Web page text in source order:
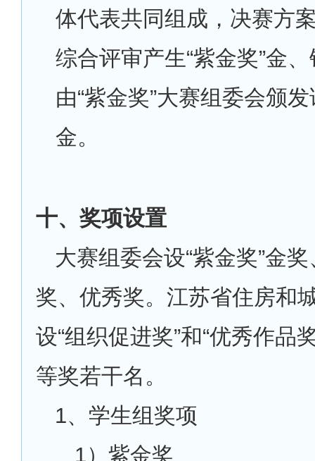
体代表共同组成，决赛方
综合评审产生“紫金奖”金
由“紫金奖”大赛组委会颁
金。
十、奖项设置
大赛组委会设“紫金奖”金
奖、优秀奖。江苏省住房和
设“组织促进奖”和“优秀作品
等奖若干名。
1、学生组奖项
1）紫金奖